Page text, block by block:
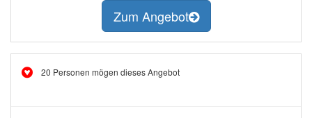
Zum Angebot
20 Personen mögen dieses Angebot